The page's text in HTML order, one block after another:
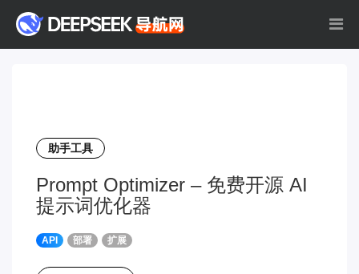
助手工具
Prompt Optimizer – 免费开源 AI
提示词优化器
API 部署 扩展